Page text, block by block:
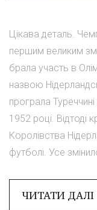
Цікава деталь.
першим великим
брала участь в
назвою
програла
1952 році. Відтоді
Королівства
футболі. Усе
ЧИТАТИ ДАЛІ